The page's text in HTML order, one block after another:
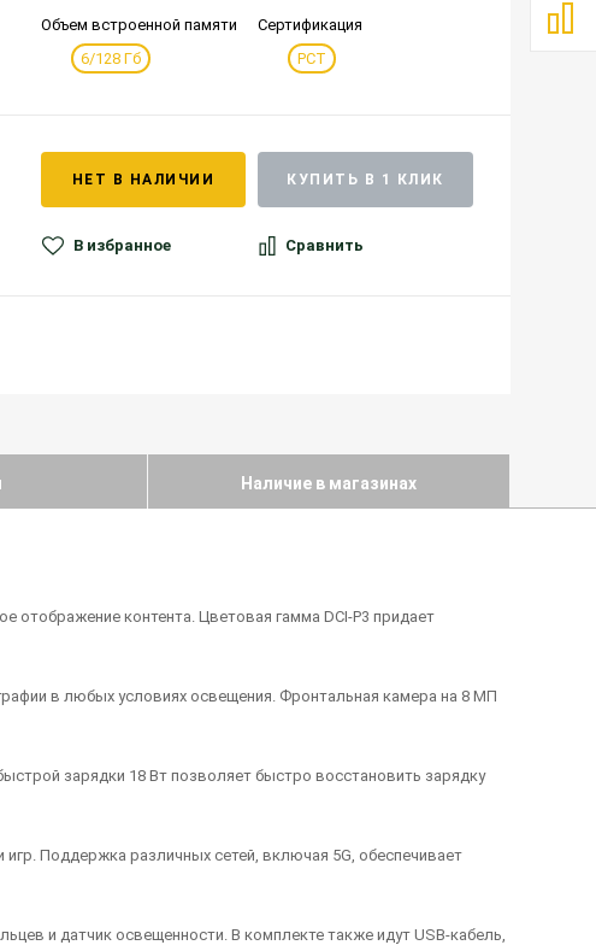
Объем встроенной памяти
6/128 Гб
Сертификация
РСТ
НЕТ В НАЛИЧИИ КУПИТЬ В 1 КЛИК
В избранное Сравнить
Наличие в магазинах
отображение контента. Цветовая гамма DCI-P3 придает
в любых условиях освещения. Фронтальная камера на 8 МП
зарядки 18 Вт позволяет быстро восстановить зарядку
Поддержка различных сетей, включая 5G, обеспечивает
и датчик освещенности. В комплекте также идут USB-кабель,